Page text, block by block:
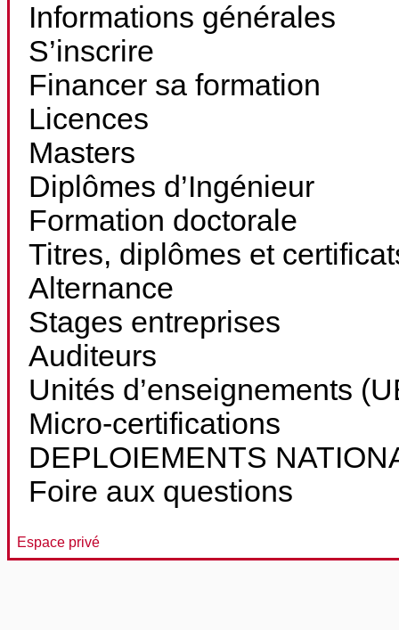
Informations générales
S’inscrire
Financer sa formation
Licences
Masters
Diplômes d’Ingénieur
Formation doctorale
Titres, diplômes et
Alternance
Stages entreprises
Auditeurs
Unités d’enseignements
Micro-certifications
DEPLOIEMENTS
Foire aux questions
Espace privé